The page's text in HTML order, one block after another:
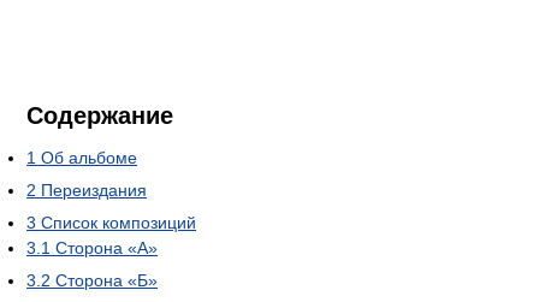
Содержание
1 Об альбоме
2 Переиздания
3 Список композиций
3.1 Сторона «А»
3.2 Сторона «Б»